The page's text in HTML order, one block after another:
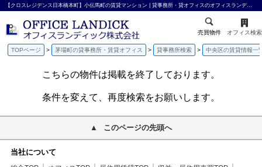
【クロスレジデンス日本橋本町】小伝馬町の賃貸マンション | 貸事務所・貸オフィスのオフィスランディック株式会社
売買物件 オフィス検索
TOPページ 茅場町の貸事務所・賃貸オフィス 貸事務所検索 中央区の賃貸情報一
こちらの物件は掲載を終了しております。
条件を変えて、再度検索をお願いします。
このページの先頭へ
当社について